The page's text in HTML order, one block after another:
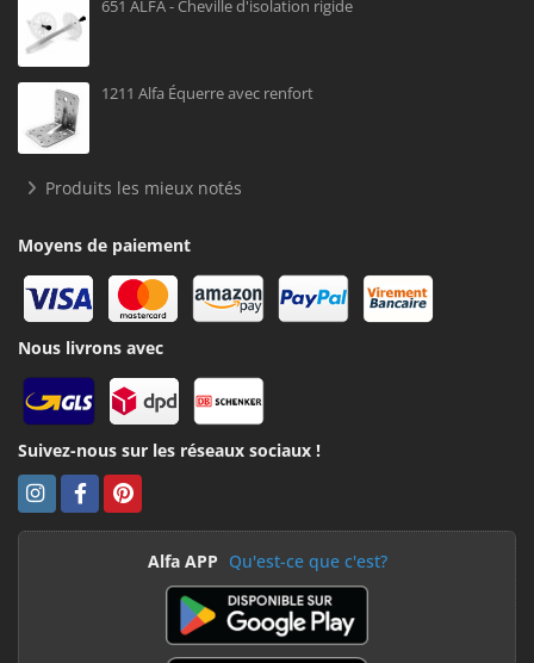
651 ALFA - Cheville d'isolation rigide
1211 Alfa Équerre avec renfort
Produits les mieux notés
Moyens de paiement
Nous livrons avec
Suivez-nous sur les réseaux sociaux !
Alfa APP Qu'est-ce que c'est?